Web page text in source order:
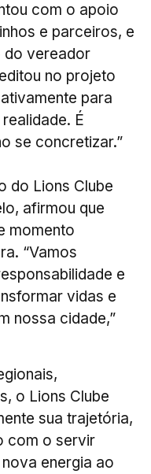
com o apoio
e parceiros, e
do vereador
no projeto
para
É
se concretizar.”
do Lions Clube
afirmou que
momento
“Vamos
e
vidas e
nossa cidade,”
o Lions Clube
sua trajetória,
com o servir
energia ao